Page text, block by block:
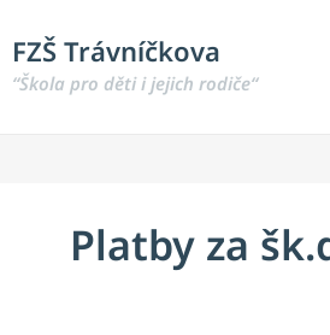
FZŠ Trávníčkova
“Škola pro děti i jejich rodiče“
Platby za